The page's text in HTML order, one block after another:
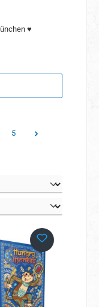
♥
Seite
5